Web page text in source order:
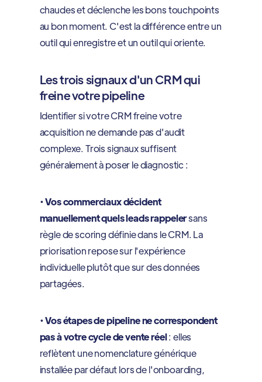
chaudes et déclenche les bons touchpoints
au bon moment. C'est la différence entre un
outil qui enregistre et un outil qui oriente.
Les trois signaux d'un CRM qui
freine votre pipeline
Identifier si votre CRM freine votre
acquisition ne demande pas d'audit
complexe. Trois signaux suffisent
généralement à poser le diagnostic :
•Vos commerciaux décident
manuellement quels leads rappelersans
règle de scoring définie dans le CRM. La
priorisation repose sur l'expérience
individuelle plutôt que sur des données
partagées.
•Vos étapes de pipeline ne correspondent
pas à votre cycle de vente réel: elles
reflètent une nomenclature générique
installée par défaut lors de l'onboarding,